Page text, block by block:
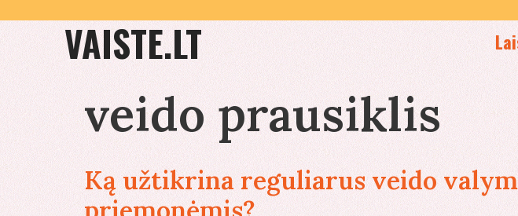
to
contentVAISTE.LT
veido prausiklis
Ką užtikrina reguliarus veido